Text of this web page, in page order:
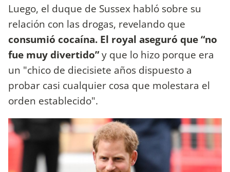
Luego, el duque de Sussex habló sobre su
relación con las drogas, revelando que
consumió cocaína. El royal aseguró que “no
fue muy divertido”y que lo hizo porque era
un "chico de diecisiete años dispuesto a
probar casi cualquier cosa que molestara el
orden establecido".